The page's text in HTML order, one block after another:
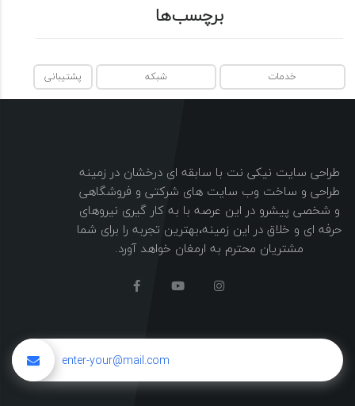
برچسب‌ها
خدمات شبکه پشتیبانی
طراحی سایت نیکی نت با سابقه ای درخشان در زمینه
طراحی و ساخت وب سایت های شرکتی و فروشگاهی
و شخصی پیشرو در این عرصه با به کار گیری نیروهای
حرفه ای و خلاق در این زمینه،بهترین تجربه را برای شما
مشتریان محترم به ارمغان خواهد آورد.